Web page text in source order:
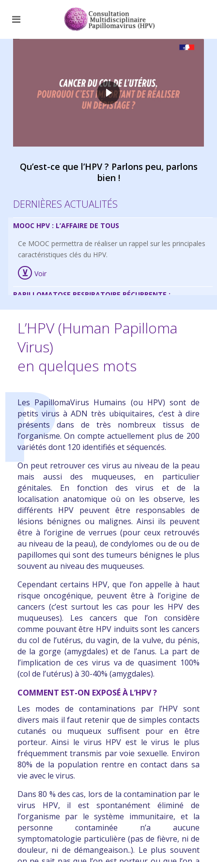
Qu’est-ce que l’HPV ? Parlons peu, parlons
bien !
DERNIÈRES ACTUALITÉS
MOOC HPV : L’AFFAIRE DE TOUS
Ce MOOC permettra de réaliser un rappel sur les principales
caractéristiques clés du HPV.
Voir
PAPILLOMATOSE RESPIRATOIRE RÉCURRENTE :
Guide maladie chronique– Parcours de soins d’un patient
atteint de papillomatose respiratoire récurrente (PRR).
JUIN, MOIS DE MOBILISATION ET DE PRÉVENTION CONTRE
LE CANCER DU COL DE L’UTÉRUS :
Pr Badoual, pour ses explications limpides sur le
PapillomaVirus Humains, les cancers et l’importance de la
prévention
Voir
NOUS REMERCIONS NOS SUPPORTS ET NOS SOUTIENS :
Sans eux rien n’aurait été possible.
Voir
LA FONDATION ARC POUR LA RECHERCHE SUR LE CANCER :
Éditée en 2021 découvrez la Collection : Comprendre et Agir
les cancers du col de l’utérus
Télécharger la brochure
LA PRÉVENTION DU CANCER DU COL DE L’UTERUS :
Découvrir les facteurs de risque, comment se faire dépister,
comment prévenir.
Télécharger le flyer
ARTICLE PARU SUR LE SITE E-CANCER.FR DU
GOUVERNEMENT :
Le dépistage du cancer du col de l’utérus en pratique
Lire l’article en ligne
ARTICLE PARU DANS LE FIGARO :
Papillomavirus: 7 raisons de vacciner aussi les garçons
Lire l’article en ligne
COMMUNIQUÉ DE PRESSE D’AGNÈS BUZYN :
Vaccination contre les papillomavirus – Lundi 16 décembre
2019
Lire le communiqué en ligne
ARTICLE PARU DANS BIEN-ÊTRE & SANTÉ :
L’HPV (Human Papilloma
Virus)
en quelques mots
Les PapillomaVirus Humains (ou HPV) sont de
petits virus à ADN très ubiquitaires, c’est à dire
présents dans de très nombreux tissus de
l’organisme. On compte actuellement plus de 200
variétés dont 120 identifiés et séquencés.
On peut retrouver ces virus au niveau de la peau
mais aussi des muqueuses, en particulier
génitales. En fonction des virus et de la
localisation anatomique où on les observe, les
différents HPV peuvent être responsables de
lésions bénignes ou malignes. Ainsi ils peuvent
être à l’origine de verrues (pour ceux retrouvés
au niveau de la peau), de condylomes ou de ou de
papillomes qui sont des tumeurs bénignes le plus
souvent au niveau des muqueuses.
Cependant certains HPV, que l’on appelle à haut
risque oncogénique, peuvent être à l’origine de
cancers (c’est surtout les cas pour les HPV des
muqueuses). Les cancers que l’on considère
comme pouvant être HPV induits sont les cancers
du col de l’utérus, du vagin, de la vulve, du pénis,
de la gorge (amygdales) et de l’anus. La part de
l’implication de ces virus va de quasiment 100%
(col de l’utérus) à 30-40% (amygdales).
COMMENT EST-ON EXPOSÉ À L’HPV ?
Les modes de contaminations par l’HPV sont
divers mais il faut retenir que de simples contacts
cutanés ou muqueux suffisent pour en être
porteur. Ainsi le virus HPV est le virus le plus
fréquemment transmis par voie sexuelle. Environ
80% de la population rentre en contact dans sa
vie avec le virus.
Dans 80 % des cas, lors de la contamination par le
virus HPV, il est spontanément éliminé de
l’organisme par le système immunitaire, et la
personne contaminée n’a aucune
symptomatologie particulière (pas de fièvre, ni de
douleur, ni de démangeaison..). Le plus souvent